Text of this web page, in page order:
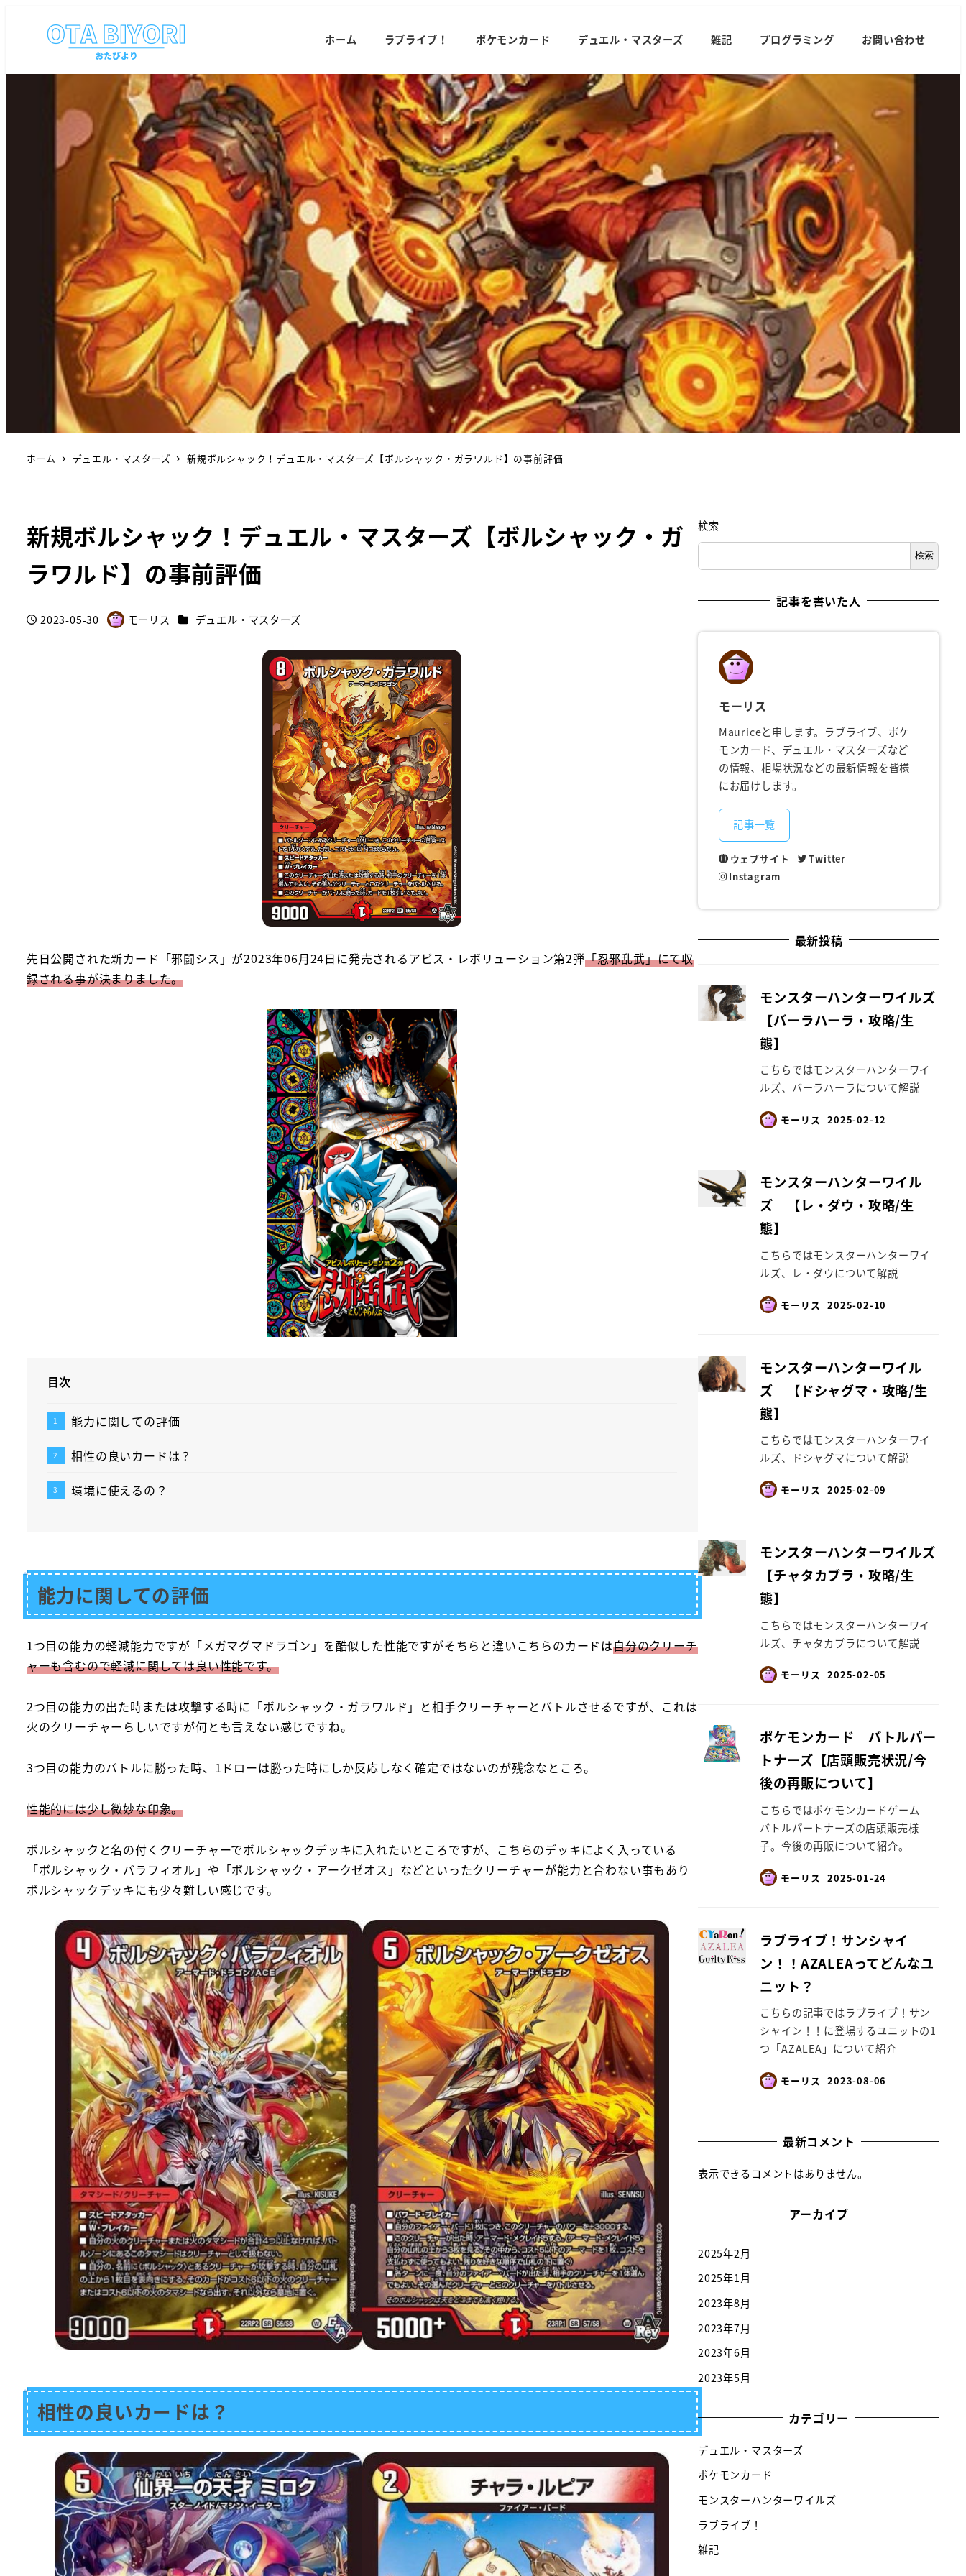
ホーム ラブライブ！ ポケモンカード デュエル・マスターズ 雑記 プログラミング お問い合わせ
ホーム デュエル・マスターズ 新規ボルシャック！デュエル・マスターズ【ボルシャック・ガラワルド】の事前評価
新規ボルシャック！デュエル・マスターズ【ボルシャック・ガ
ラワルド】の事前評価
投稿日
2023-05-30
著
モーリス カテゴリー
デュエル・マスターズ
先日公開された新カード「邪闘シス」が2023年06月24日に発売されるアビス・レボリューション第2弾「忍邪乱武」にて収
録される事が決まりました。
目次
能力に関しての評価
相性の良いカードは？
環境に使えるの？
能力に関しての評価
1つ目の能力の軽減能力ですが「メガマグマドラゴン」を酷似した性能ですがそちらと違いこちらのカードは自分のクリーチ
ャーも含むので軽減に関しては良い性能です。
2つ目の能力の出た時または攻撃する時に「ボルシャック・ガラワルド」と相手クリーチャーとバトルさせるですが、これは
火のクリーチャーらしいですが何とも言えない感じですね。
3つ目の能力のバトルに勝った時、1ドローは勝った時にしか反応しなく確定ではないのが残念なところ。
性能的には少し微妙な印象。
ボルシャックと名の付くクリーチャーでボルシャックデッキに入れたいところですが、こちらのデッキによく入っている
「ボルシャック・バラフィオル」や「ボルシャック・アークゼオス」などといったクリーチャーが能力と合わない事もあり
ボルシャックデッキにも少々難しい感じです。
相性の良いカードは？
検索
検索
記事を書いた人
モーリス
Mauriceと申します。ラブライブ、ポケ
モンカード、デュエル・マスターズなど
の情報、相場状況などの最新情報を皆様
にお届けします。
記事一覧
ウェブサイト
Twitter
Instagram
最新投稿
モンスターハンターワイルズ
【バーラハーラ・攻略/生
態】
こちらではモンスターハンターワイ
ルズ、バーラハーラについて解説
モーリス 2025-02-12
モンスターハンターワイル
ズ 【レ・ダウ・攻略/生
態】
こちらではモンスターハンターワイ
ルズ、レ・ダウについて解説
モーリス 2025-02-10
モンスターハンターワイル
ズ 【ドシャグマ・攻略/生
態】
こちらではモンスターハンターワイ
ルズ、ドシャグマについて解説
モーリス 2025-02-09
モンスターハンターワイルズ
【チャタカブラ・攻略/生
態】
こちらではモンスターハンターワイ
ルズ、チャタカブラについて解説
モーリス 2025-02-05
ポケモンカード バトルパー
トナーズ【店頭販売状況/今
後の再販について】
こちらではポケモンカードゲーム
バトルパートナーズの店頭販売様
子。今後の再販について紹介。
モーリス 2025-01-24
ラブライブ！サンシャイ
ン！！AZALEAってどんなユ
ニット？
こちらの記事ではラブライブ！サン
シャイン！！に登場するユニットの1
つ「AZALEA」について紹介
モーリス 2023-08-06
最新コメント
表示できるコメントはありません。
アーカイブ
2025年2月
2025年1月
2023年8月
2023年7月
2023年6月
2023年5月
カテゴリー
デュエル・マスターズ
ポケモンカード
モンスターハンターワイルズ
ラブライブ！
雑記